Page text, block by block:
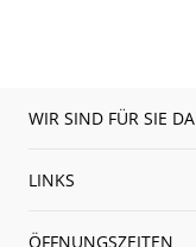
WIR SIND FÜR SIE DA
LINKS
ÖFFNUNGSZEITEN